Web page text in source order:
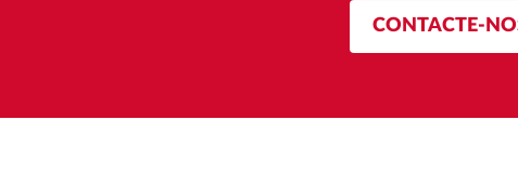
CONTACTE-